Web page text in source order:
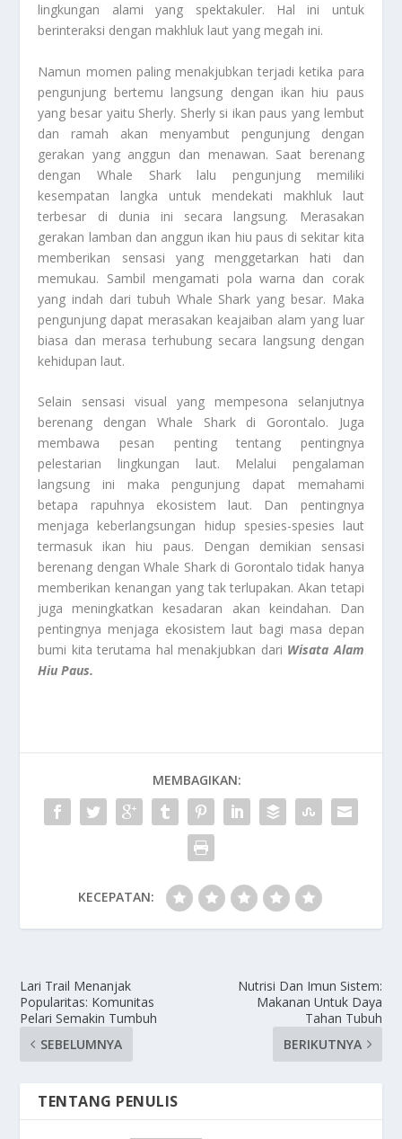
lingkungan alami yang spektakuler. Hal ini untuk
berinteraksi dengan makhluk laut yang megah ini.
Namun momen paling menakjubkan terjadi ketika para
pengunjung bertemu langsung dengan ikan hiu paus
yang besar yaitu Sherly. Sherly si ikan paus yang lembut
dan ramah akan menyambut pengunjung dengan
gerakan yang anggun dan menawan. Saat berenang
dengan Whale Shark lalu pengunjung memiliki
kesempatan langka untuk mendekati makhluk laut
terbesar di dunia ini secara langsung. Merasakan
gerakan lamban dan anggun ikan hiu paus di sekitar kita
memberikan sensasi yang menggetarkan hati dan
memukau. Sambil mengamati pola warna dan corak
yang indah dari tubuh Whale Shark yang besar. Maka
pengunjung dapat merasakan keajaiban alam yang luar
biasa dan merasa terhubung secara langsung dengan
kehidupan laut.
Selain sensasi visual yang mempesona selanjutnya
berenang dengan Whale Shark di Gorontalo. Juga
membawa pesan penting tentang pentingnya
pelestarian lingkungan laut. Melalui pengalaman
langsung ini maka pengunjung dapat memahami
betapa rapuhnya ekosistem laut. Dan pentingnya
menjaga keberlangsungan hidup spesies-spesies laut
termasuk ikan hiu paus. Dengan demikian sensasi
berenang dengan Whale Shark di Gorontalo tidak hanya
memberikan kenangan yang tak terlupakan. Akan tetapi
juga meningkatkan kesadaran akan keindahan. Dan
pentingnya menjaga ekosistem laut bagi masa depan
bumi kita terutama hal menakjubkan dari Wisata Alam
Hiu Paus.
MEMBAGIKAN:
KECEPATAN:
Lari Trail Menanjak
Popularitas: Komunitas
Pelari Semakin Tumbuh
SEBELUMNYA
Nutrisi Dan Imun Sistem:
Makanan Untuk Daya
Tahan Tubuh
BERIKUTNYA
TENTANG PENULIS